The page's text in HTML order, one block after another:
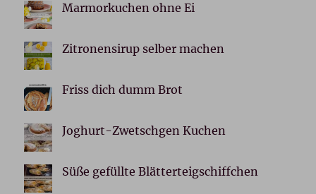
Marmorkuchen ohne Ei
Zitronensirup selber machen
Friss dich dumm Brot
Joghurt-Zwetschgen Kuchen
Süße gefüllte Blätterteigschiffchen